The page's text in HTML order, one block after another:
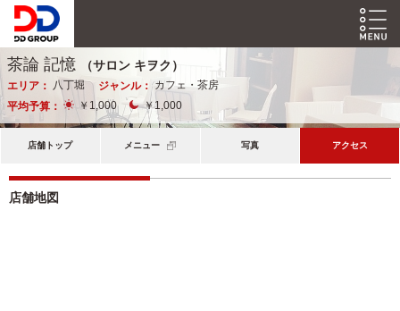
茶論 記憶 （サロン キヲク）
エリア： 八丁堀 ジャンル： カフェ・茶房
平均予算：
￥1,000 ￥1,000
店舗トップ メニュー 写真 アクセス
店舗地図